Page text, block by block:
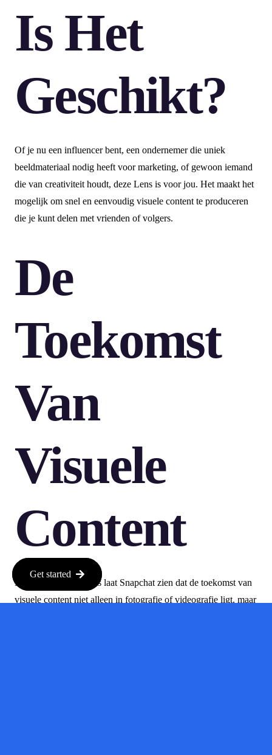
Is Het
Geschikt?
Of je nu een influencer bent, een ondernemer die uniek
beeldmateriaal nodig heeft voor marketing, of gewoon iemand
die van creativiteit houdt, deze Lens is voor jou. Het maakt het
mogelijk om snel en eenvoudig visuele content te produceren
die je kunt delen met vrienden of volgers.
De
Toekomst
Van
Visuele
Content
Met deze nieuwe Lens laat Snapchat zien dat de toekomst van
visuele content niet alleen in fotografie of videografie ligt, maar
Get started